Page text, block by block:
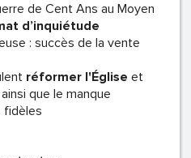
de Cent Ans au Moyen
d’inquiétude
: succès de la vente
réformer l'Église et
que le manque
fidèles